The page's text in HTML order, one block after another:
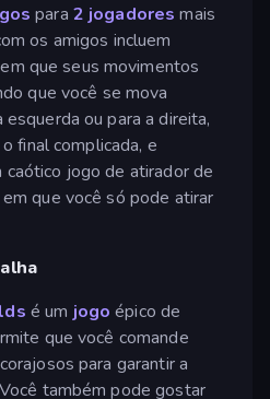
para 2 jogadores mais
os amigos incluem
que seus movimentos
que você se mova
ou para a direita,
final complicada, e
caótico jogo de atirador de
que você só pode atirar
é um jogo épico de
que você comande
para garantir a
também pode gostar